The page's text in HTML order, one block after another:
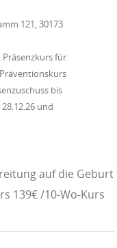
121, 30173
Präsenzkurs für
bis
und
auf die Geburt
139€ /10-Wo-Kurs